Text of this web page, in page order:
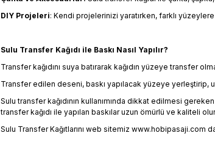
DIY Projeleri: Kendi projelerinizi yaratırken, farklı
Sulu Transfer Kağıdı ile Baskı Nasıl Yapılır?
Transfer kağıdını suya batırarak kağıdın yüzeye transfer
Transfer edilen deseni, baskı yapılacak yüzeye yerleştirip,
Sulu transfer kağıdının kullanımında dikkat edilmesi
transfer kağıdı ile yapılan baskılar uzun ömürlü ve kaliteli
Sulu Transfer Kağıtlarını web sitemiz www.hobipasaji.com